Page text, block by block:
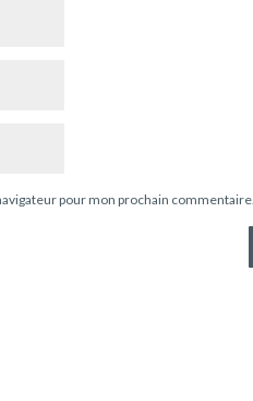
pour mon prochain commentaire.